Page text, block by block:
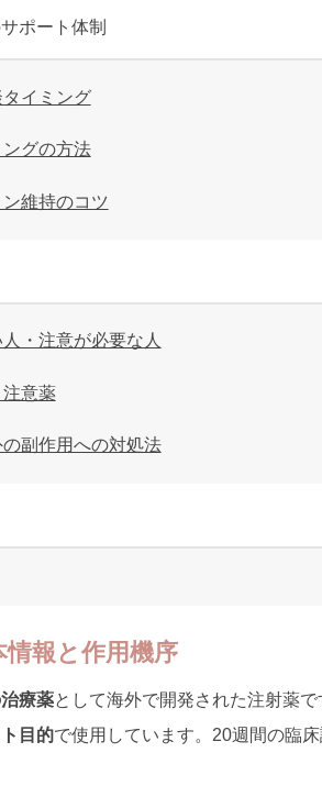
ポート体制
イミング
グの方法
維持のコツ
・注意が必要な人
意薬
副作用への対処法
報と作用機序
療薬として海外で開発された注射薬で
目的で使用しています。20週間の臨